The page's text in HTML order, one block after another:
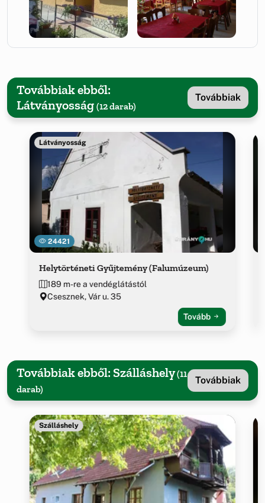
Továbbiak ebből:
Látványosság (12 darab)
Továbbiak
24421
Látványosság
Helytörténeti Gyűjtemény (Falumúzeum)
189 m-re a vendéglátástól
Csesznek, Vár u. 35
Tovább
Továbbiak ebből: Szálláshely(11
darab)
Továbbiak
Szálláshely